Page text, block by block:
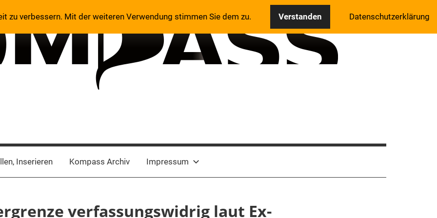
Inserieren Kompass Archiv Impressum
verfassungswidrig laut Ex-
zu verbessern. Mit der weiteren Verwendung stimmen Sie dem zu. Verstanden Datenschutzerklärung